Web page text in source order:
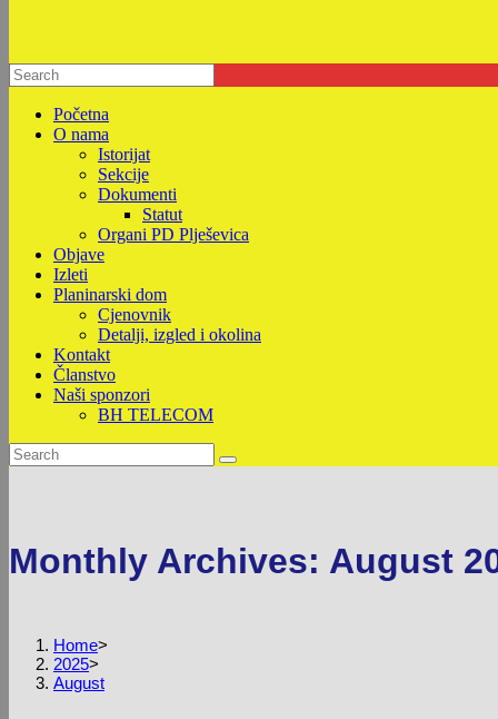
Početna
O nama
Istorijat
Sekcije
Dokumenti
Statut
Organi PD Plješevica
Objave
Izleti
Planinarski dom
Cjenovnik
Detalji, izgled i okolina
Kontakt
Članstvo
Naši sponzori
BH TELECOM
Monthly Archives: August
Home>
2025>
August